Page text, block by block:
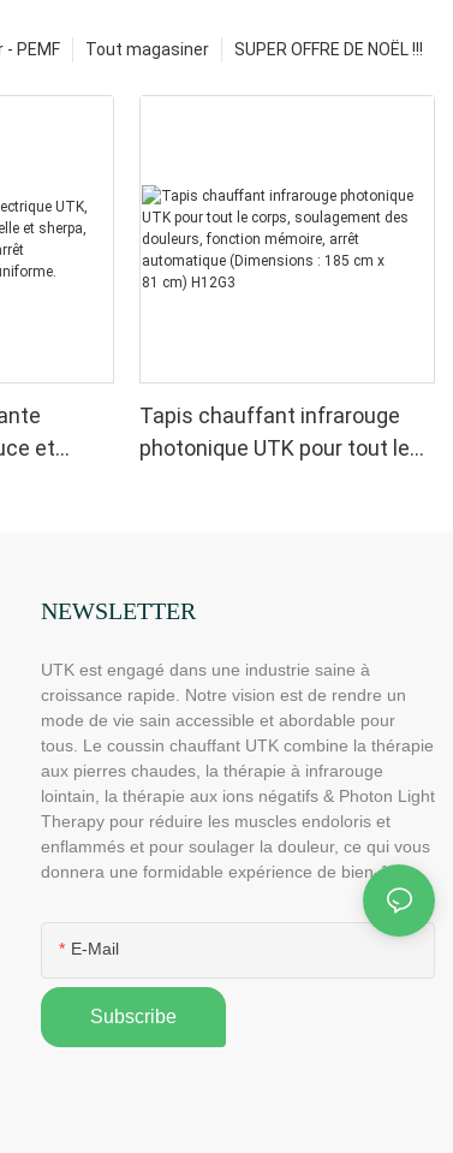
SUPER OFFRE DE NOËL !!!
Tout magasiner
PEMF
et
Tapis chauffant infrarouge
photonique UTK pour tout le
81 cm) H12G3
NEWSLETTER
UTK est engagé dans une industrie saine à
croissance rapide. Notre vision est de rendre un
mode de vie sain accessible et abordable pour
tous. Le coussin chauffant UTK combine la thérapie
aux pierres chaudes, la thérapie à infrarouge
lointain, la thérapie aux ions négatifs & Photon Light
Therapy pour réduire les muscles endoloris et
enflammés et pour soulager la douleur, ce qui vous
donnera une formidable expérience de bien-être.
E-Mail
Subscribe